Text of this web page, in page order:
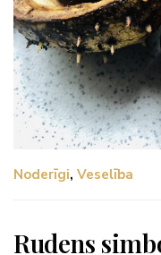
Noderīgi, Veselība
Rudens